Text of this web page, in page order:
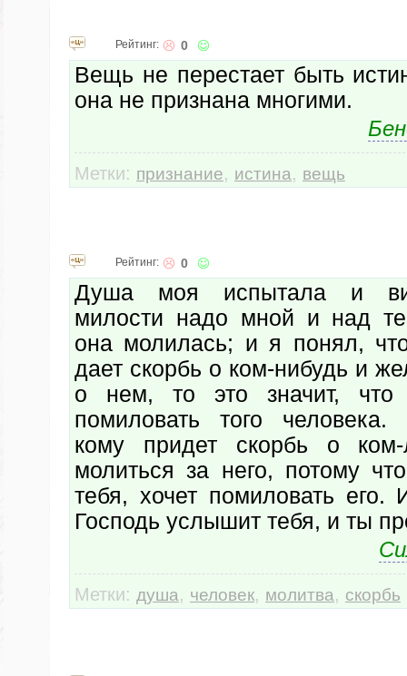
Рейтинг: 0
Вещь не перестает быть
она не признана многими.
Метки: признание, истина, вещь
Рейтинг: 0
Душа моя испытала и
милости надо мной и над
она молилась; и я понял,
дает скорбь о ком-нибудь и
о нем, то это значит, что
помиловать того
кому придет скорбь о
молиться за него, потому
тебя, хочет помиловать
Господь услышит тебя, и ты
Метки: душа, человек, молитва, скорбь